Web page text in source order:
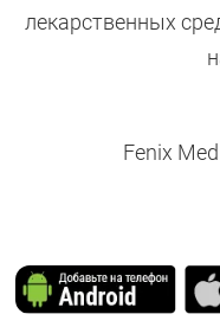
лекарственных
Fenix